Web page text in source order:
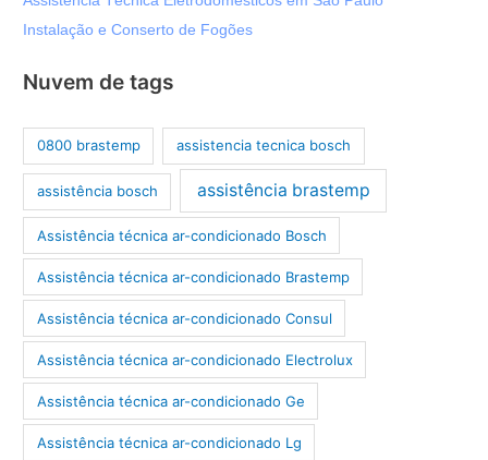
Instalação e Conserto de Fogões
Nuvem de tags
0800 brastemp assistencia tecnica bosch
assistência bosch assistência brastemp
Assistência técnica ar-condicionado Bosch
Assistência técnica ar-condicionado Brastemp
Assistência técnica ar-condicionado Consul
Assistência técnica ar-condicionado Electrolux
Assistência técnica ar-condicionado Ge
Assistência técnica ar-condicionado Lg